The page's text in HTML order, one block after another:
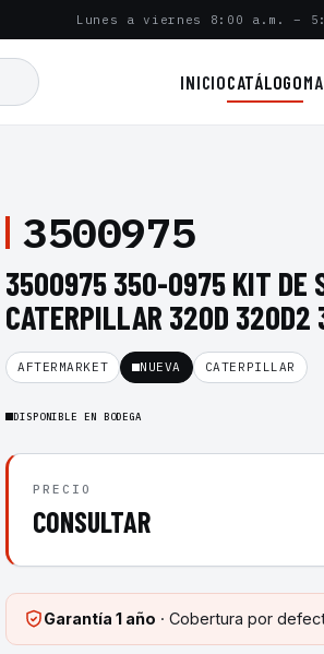
Lunes a viernes 8:00 a.m. –
INICIOCATÁLOGO
3500975
3500975 350-0975 KIT DE
CATERPILLAR 320D
AFTERMARKET NUEVA CATERPILLAR
DISPONIBLE EN BODEGA
PRECIO
CONSULTAR
Garantía 1 año · Cobertura por